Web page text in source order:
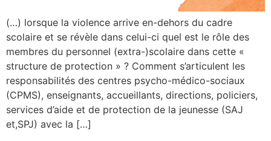
(…) lorsque la violence arrive en-dehors du cadre
scolaire et se révèle dans celui-ci quel est le rôle des
membres du personnel (extra-)scolaire dans cette «
structure de protection » ? Comment s’articulent les
responsabilités des centres psycho-médico-sociaux
(CPMS), enseignants, accueillants, directions, policiers,
services d’aide et de protection de la jeunesse (SAJ
et,SPJ) avec la […]